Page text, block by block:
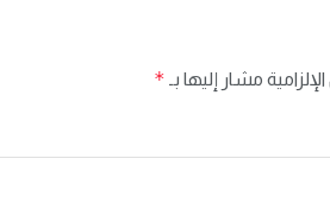
مشار إليها بـ *